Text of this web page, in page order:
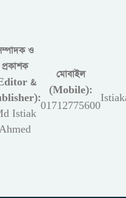
ও
প্রকাশক
&
Istiak
মোবাইল
(Mobile):
01712775600